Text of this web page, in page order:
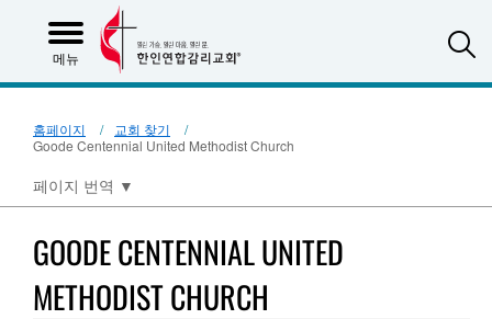
메뉴
홈페이지
교회 찾기
Goode Centennial United Methodist Church
페이지 번역 ▼
GOODE CENTENNIAL UNITED
METHODIST CHURCH